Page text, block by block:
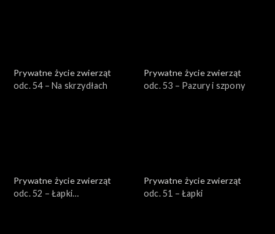
Prywatne życie zwierząt
odc. 54 – Na skrzydłach
Prywatne życie zwierząt
odc. 53 – Pazury i szpony
Prywatne życie zwierząt
odc. 52 – Łapki
Prywatne życie zwierząt
odc. 51 – Łapki